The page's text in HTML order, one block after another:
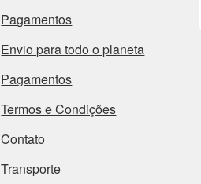
Pagamentos
Envio para todo o planeta
Pagamentos
Termos e Condições
Contato
Transporte